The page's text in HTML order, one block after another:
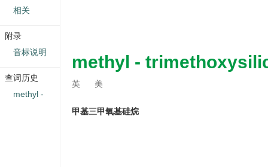
methyl -
英 美
甲基三甲氧基硅烷
相关
附录
音标说明
查词历史
methyl -